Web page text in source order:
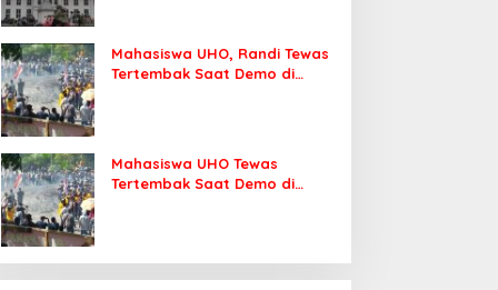
Mahasiswa UHO, Randi Tewas
Tertembak Saat Demo di
Mahasiswa UHO Tewas
Tertembak Saat Demo di